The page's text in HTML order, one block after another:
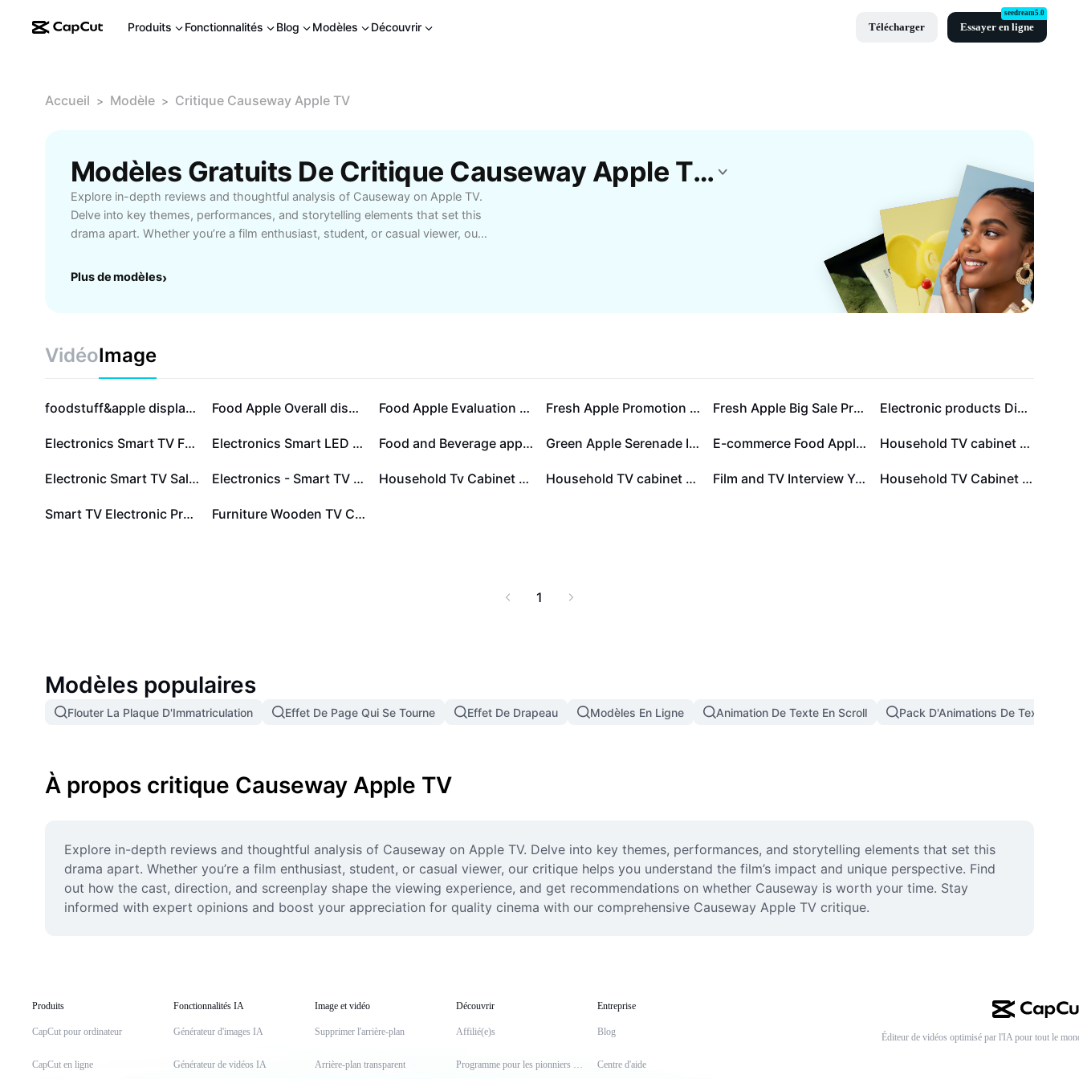
Produits Fonctionnalités Blog Modèles Découvrir Télécharger Essayer en ligne
seedream5.0
Accueil > Modèle > Critique Causeway Apple TV
Modèles Gratuits De Critique Causeway Apple TV Par CapCut
Explore in-depth reviews and thoughtful analysis of Causeway on Apple TV.
Delve into key themes, performances, and storytelling elements that set this
drama apart. Whether you’re a film enthusiast, student, or casual viewer, our
out how the cast, direction, and screenplay shape the viewing experience,
Plus de modèles›
VidéoImage
foodstuff&apple displayed Minimalist style Food Apple Overall display Minimalism Food Apple Evaluation Simplicity Fresh Apple Promotion Instagram Post Fresh Apple Big Sale Promotion Tiktok Modern Electronic products Discount tv
Electronics Smart TV Facebook Post Electronics Smart LED TV Food and Beverage apple juices insta post Green Apple Serenade Instagram Story E-commerce Food Apple Fruit Detail Page Household TV cabinet New arrivals Minimalist
Electronic Smart TV Sale Instagram Story Electronics - Smart TV - Instagram ad Household Tv Cabinet Collection Display Household TV cabinet Heavy promotion Business Film and TV Interview Youtube Thumbnail Household TV Cabinet Heavy promotion Business
Smart TV Electronic Product Display Promotion Furniture Wooden TV Cabinets
1
Modèles populaires
Flouter La Plaque D'Immatriculation Effet De Page Qui Se Tourne Effet De Drapeau Modèles En Ligne Animation De Texte En Scroll Pack D'Animations De Texte
À propos critique Causeway Apple TV
Explore in-depth reviews and thoughtful analysis of Causeway on Apple TV. Delve into key themes, performances, and storytelling elements that set this
drama apart. Whether you’re a film enthusiast, student, or casual viewer, our critique helps you understand the film’s impact and unique perspective. Find
out how the cast, direction, and screenplay shape the viewing experience, and get recommendations on whether Causeway is worth your time. Stay
informed with expert opinions and boost your appreciation for quality cinema with our comprehensive Causeway Apple TV critique.
Produits
CapCut pour ordinateur
CapCut en ligne
Fonctionnalités IA
Générateur d'images IA
Générateur de vidéos IA
Image et vidéo
Supprimer l'arrière-plan
Arrière-plan transparent
Découvrir
Affilié(e)s
Programme pour les pionniers et pionnières
Entreprise
Blog
Centre d'aide
Éditeur de vidéos optimisé par l'IA pour tout le